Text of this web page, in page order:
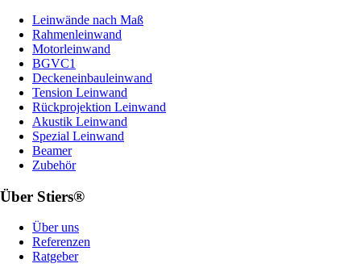
Leinwände nach Maß
Rahmenleinwand
Motorleinwand
BGVC1
Deckeneinbauleinwand
Tension Leinwand
Rückprojektion Leinwand
Akustik Leinwand
Spezial Leinwand
Beamer
Zubehör
Über Stiers®
Über uns
Referenzen
Ratgeber